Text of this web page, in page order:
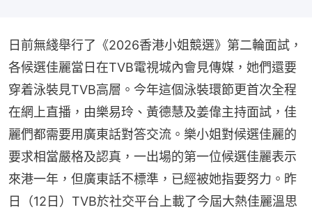
日前無綫舉行了《2026香港小姐競選》第二輪面試，
各候選佳麗當日在TVB電視城內會見傳媒，她們還要
穿着泳裝見TVB高層。今年這個泳裝環節更首次全程
在網上直播，由樂易玲、黃德慧及姜偉主持面試，佳
麗們都需要用廣東話對答交流。樂小姐對候選佳麗的
要求相當嚴格及認真，一出場的第一位候選佳麗表示
來港一年，但廣東話不標準，已經被她指要努力。昨
日（12日）TVB於社交平台上載了今屆大熱佳麗溫思